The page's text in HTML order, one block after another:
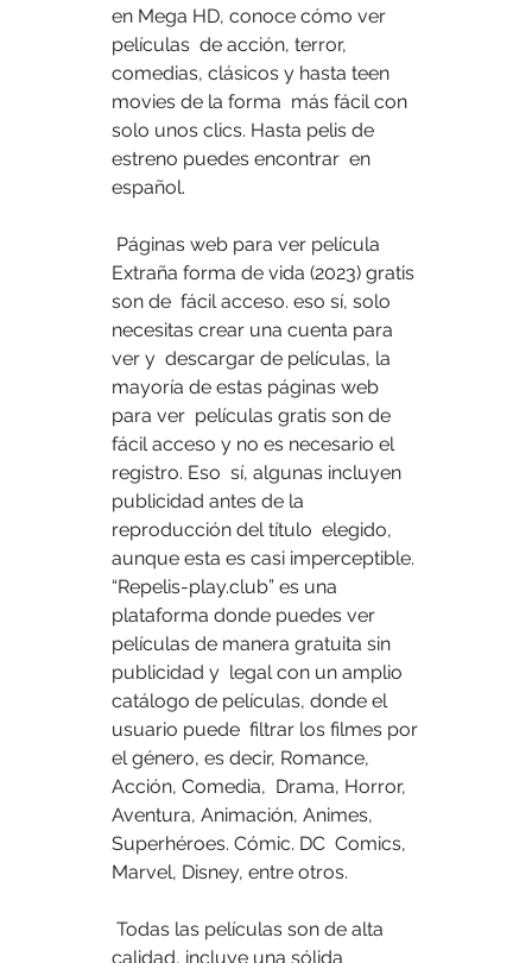
en Mega HD, conoce cómo ver
películas  de acción, terror,
comedias, clásicos y hasta teen
movies de la forma  más fácil con
solo unos clics. Hasta pelis de
estreno puedes encontrar  en
español.
Extraña forma de vida (2023) gratis
son de  fácil acceso. eso sí, solo
necesitas crear una cuenta para
ver y  descargar de películas, la
mayoría de estas páginas web
para ver  películas gratis son de
fácil acceso y no es necesario el
registro. Eso  sí, algunas incluyen
publicidad antes de la
reproducción del título  elegido,
aunque esta es casi imperceptible.
“Repelis-play.club” es una
plataforma donde puedes ver
películas de manera gratuita sin
publicidad y  legal con un amplio
catálogo de películas, donde el
usuario puede  filtrar los filmes por
el género, es decir, Romance,
Acción, Comedia,  Drama, Horror,
Aventura, Animación, Animes,
Superhéroes. Cómic. DC  Comics,
Marvel, Disney, entre otros.
calidad, incluye una sólida